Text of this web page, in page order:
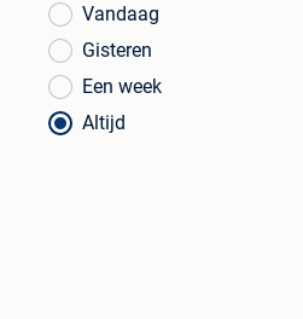
Vandaag
Gisteren
Een week
Altijd